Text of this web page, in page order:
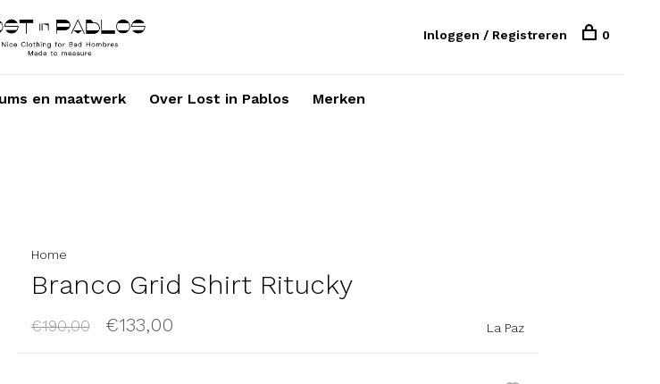
en maatwerk Over Lost in Pablos Merken
Inloggen / Registreren 0
Home
Branco Grid Shirt Ritucky
€190,00 €133,00 La Paz